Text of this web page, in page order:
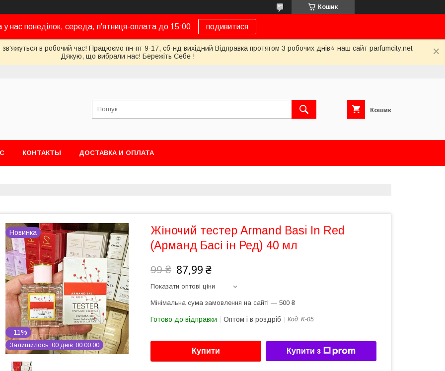
Кошик
у нас понеділок, середа, п'ятниця-оплата до 15:00 подивитися
в робочий час! Працюємо пн-пт 9-17, сб-нд вихідний Відправка протягом 3 робочих днів⭐ наш сайт parfumcity.net
Дякую, що вибрали нас! Бережіть Себе !
Кошик
КОНТАКТЫ ДОСТАВКА И ОПЛАТА
Новинка
–11%
Залишилось 00 днів 00 00 00
Жіночий тестер Armand Basi In Red
(Арманд Басі ін Ред) 40 мл
99 ₴ 87,99 ₴
Показати оптові ціни
Мінімальна сума замовлення на сайті — 500 ₴
Готово до відправки Оптом і в роздріб Код: K-05
Купити Купити з